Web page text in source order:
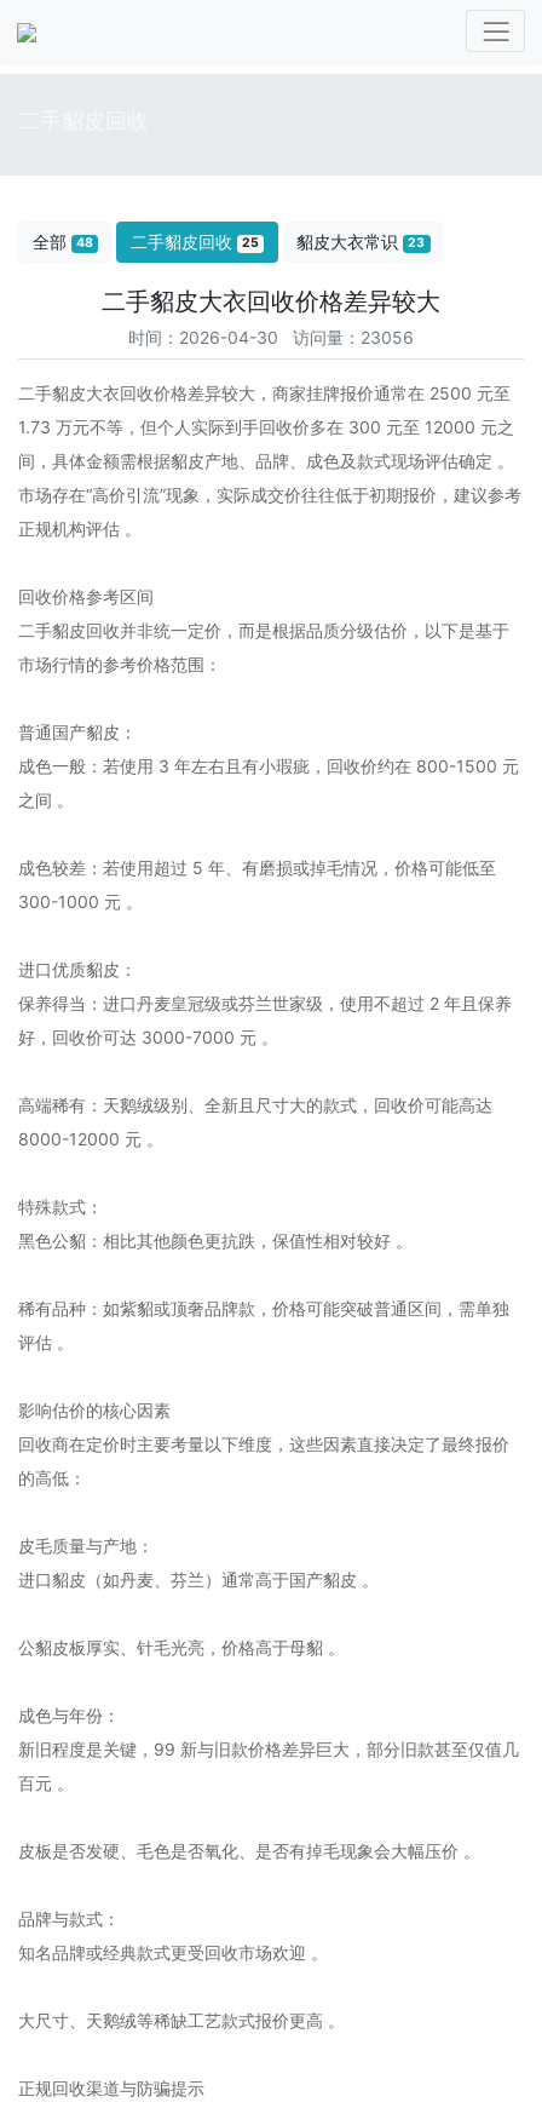
全部 48 二手貂皮回收 25 貂皮大衣常识 23
二手貂皮大衣回收价格差异较大
时间：2026-04-30 访问量：23056
二手貂皮大衣回收价格差异较大，商家挂牌报价通常在 2500 元至
1.73 万元不等，但个人实际到手回收价多在 300 元至 12000 元之
间‌，具体金额需根据貂皮产地、品牌、成色及款式现场评估确定 。
市场存在“高价引流”现象，实际成交价往往低于初期报价，建议参考
正规机构评估 。‌‌
回收价格参考区间
二手貂皮回收并非统一定价，而是根据品质分级估价，以下是基于
市场行情的参考价格范围：
‌普通国产貂皮‌：
‌成色一般‌：若使用 3 年左右且有小瑕疵，回收价约在 ‌800-1500 元‌
之间 。‌‌
‌成色较差‌：若使用超过 5 年、有磨损或掉毛情况，价格可能低至
‌300-1000 元‌ 。‌‌
‌进口优质貂皮‌：
‌保养得当‌：进口丹麦皇冠级或芬兰世家级，使用不超过 2 年且保养
好，回收价可达 ‌3000-7000 元‌ 。‌‌
‌高端稀有‌：天鹅绒级别、全新且尺寸大的款式，回收价可能高达
‌8000-12000 元‌ 。‌‌
‌特殊款式‌：
‌黑色公貂‌：相比其他颜色更抗跌，保值性相对较好 。‌‌
‌稀有品种‌：如紫貂或顶奢品牌款，价格可能突破普通区间，需单独
评估 。‌‌
影响估价的核心因素
回收商在定价时主要考量以下维度，这些因素直接决定了最终报价
的高低：
‌皮毛质量与产地‌：
进口貂皮（如丹麦、芬兰）通常高于国产貂皮 。‌‌
公貂皮板厚实、针毛光亮，价格高于母貂 。‌‌
‌成色与年份‌：
新旧程度是关键，99 新与旧款价格差异巨大，部分旧款甚至仅值几
百元 。‌‌
皮板是否发硬、毛色是否氧化、是否有掉毛现象会大幅压价 。‌‌
‌品牌与款式‌：
知名品牌或经典款式更受回收市场欢迎 。‌‌
大尺寸、天鹅绒等稀缺工艺款式报价更高 。‌‌
正规回收渠道与防骗提示